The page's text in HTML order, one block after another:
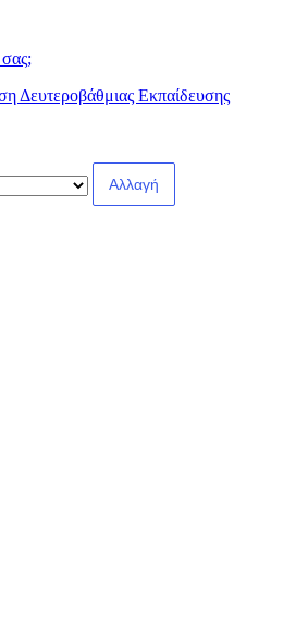
Δευτεροβάθμιας Εκπαίδευσης